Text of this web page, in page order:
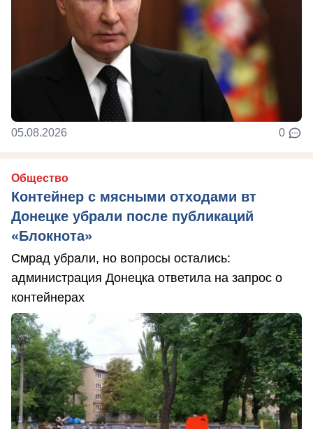
05.08.2026 0
Общество
Контейнер с мясными отходами вт
Донецке убрали после публикаций
«Блокнота»
Смрад убрали, но вопросы остались:
администрация Донецка ответила на запрос о
контейнерах